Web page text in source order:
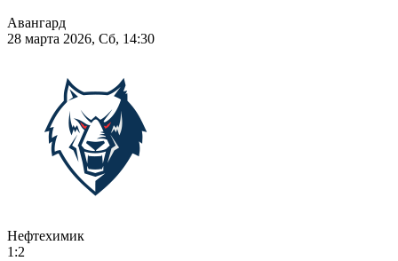
Авангард
28 марта 2026, Сб, 14:30
Нефтехимик
1:2